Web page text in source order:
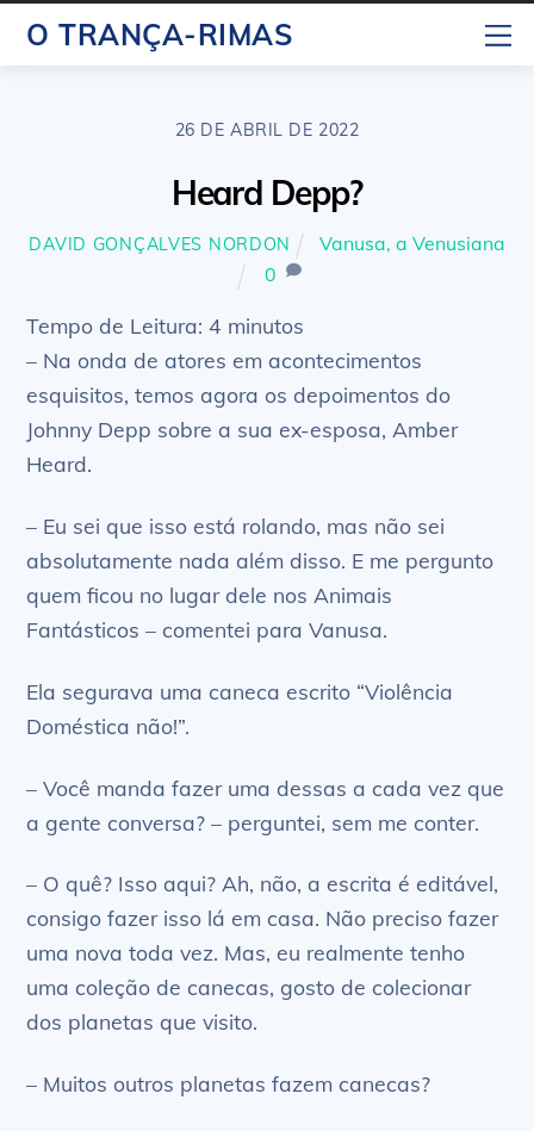
O TRANÇA-RIMAS
26 DE ABRIL DE 2022
Heard Depp?
DAVID GONÇALVES NORDON
Vanusa, a Venusiana
0
Tempo de Leitura: 4 minutos
– Na onda de atores em acontecimentos
esquisitos, temos agora os depoimentos do
Johnny Depp sobre a sua ex-esposa, Amber
Heard.
– Eu sei que isso está rolando, mas não sei
absolutamente nada além disso. E me pergunto
quem ficou no lugar dele nos Animais
Fantásticos – comentei para Vanusa.
Ela segurava uma caneca escrito “Violência
Doméstica não!”.
– Você manda fazer uma dessas a cada vez que
a gente conversa? – perguntei, sem me conter.
– O quê? Isso aqui? Ah, não, a escrita é editável,
consigo fazer isso lá em casa. Não preciso fazer
uma nova toda vez. Mas, eu realmente tenho
uma coleção de canecas, gosto de colecionar
dos planetas que visito.
– Muitos outros planetas fazem canecas?